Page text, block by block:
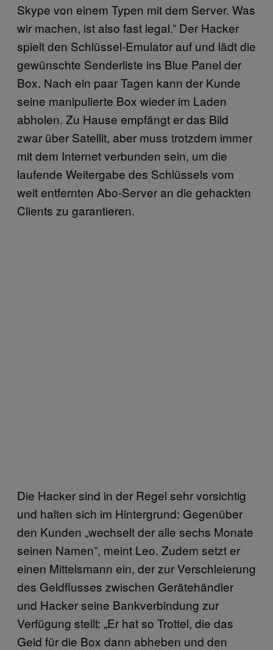
Skype von einem Typen mit dem Server. Was
wir machen, ist also fast legal.” Der Hacker
spielt den Schlüssel-Emulator auf und lädt die
gewünschte Senderliste ins Blue Panel der
Box. Nach ein paar Tagen kann der Kunde
seine manipulierte Box wieder im Laden
abholen. Zu Hause empfängt er das Bild
zwar über Satellit, aber muss trotzdem immer
mit dem Internet verbunden sein, um die
laufende Weitergabe des Schlüssels vom
weit entfernten Abo-Server an die gehackten
Clients zu garantieren.
Die Hacker sind in der Regel sehr vorsichtig
und halten sich im Hintergrund: Gegenüber
den Kunden „wechselt der alle sechs Monate
seinen Namen”, meint Leo. Zudem setzt er
einen Mittelsmann ein, der zur Verschleierung
des Geldflusses zwischen Gerätehändler
und Hacker seine Bankverbindung zur
Verfügung stellt: „Er hat so Trottel, die das
Geld für die Box dann abheben und den